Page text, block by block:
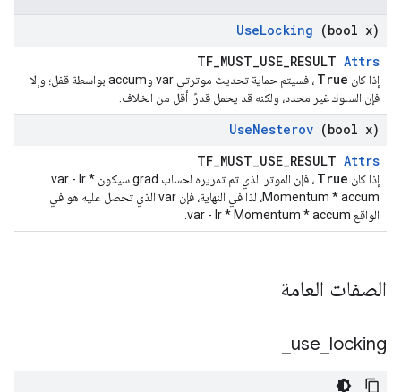
UseLocking (bool x)
TF_MUST_USE_RESULT Attrs
إذا كان True
، فسيتم حماية تحديث موترتي var وaccum بواسطة قفل؛ وإلا
فإن السلوك غير محدد، ولكنه قد يحمل قدرًا أقل من الخلاف.
UseNesterov (bool x)
TF_MUST_USE_RESULT Attrs
إذا كان True
، فإن الموتر الذي تم تمريره لحساب grad سيكون var - lr *
Momentum * accum، لذا في النهاية، فإن var الذي تحصل عليه هو في
الواقع var - lr * Momentum * accum.
الصفات العامة
use locking